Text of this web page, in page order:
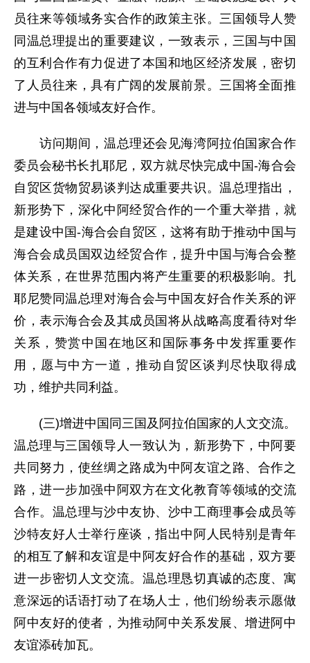
员往来等领域务实合作的政策主张。三国领导人赞
同温总理提出的重要建议，一致表示，三国与中国
的互利合作有力促进了本国和地区经济发展，密切
了人员往来，具有广阔的发展前景。三国将全面推
进与中国各领域友好合作。
访问期间，温总理还会见海湾阿拉伯国家合作
委员会秘书长扎耶尼，双方就尽快完成中国-海合会
自贸区货物贸易谈判达成重要共识。温总理指出，
新形势下，深化中阿经贸合作的一个重大举措，就
是建设中国-海合会自贸区，这将有助于推动中国与
海合会成员国双边经贸合作，提升中国与海合会整
体关系，在世界范围内将产生重要的积极影响。扎
耶尼赞同温总理对海合会与中国友好合作关系的评
价，表示海合会及其成员国将从战略高度看待对华
关系，赞赏中国在地区和国际事务中发挥重要作
用，愿与中方一道，推动自贸区谈判尽快取得成
功，维护共同利益。
(三)增进中国同三国及阿拉伯国家的人文交流。
温总理与三国领导人一致认为，新形势下，中阿要
共同努力，使丝绸之路成为中阿友谊之路、合作之
路，进一步加强中阿双方在文化教育等领域的交流
合作。温总理与沙中友协、沙中工商理事会成员等
沙特友好人士举行座谈，指出中阿人民特别是青年
的相互了解和友谊是中阿友好合作的基础，双方要
进一步密切人文交流。温总理恳切真诚的态度、寓
意深远的话语打动了在场人士，他们纷纷表示愿做
阿中友好的使者，为推动阿中关系发展、增进阿中
友谊添砖加瓦。